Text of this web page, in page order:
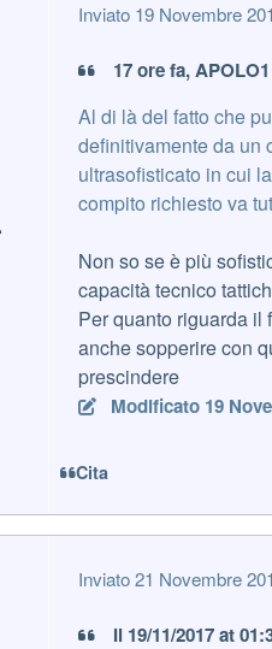
Inviato 19 Novembre
17 ore fa,
Al di là del fatto che
definitivamente da un
ultrasofisticato in cui
compito richiesto va
Non so se è più
capacità tecnico
Per quanto riguarda il
anche sopperire con
prescindere
Modificato 19
Cita
Inviato21 Novembre
Il 19/11/2017 at